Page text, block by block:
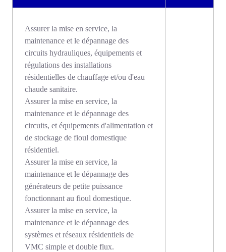
Assurer la mise en service, la
maintenance et le dépannage des
circuits hydrauliques, équipements et
régulations des installations
résidentielles de chauffage et/ou d'eau
chaude sanitaire.
Assurer la mise en service, la
maintenance et le dépannage des
circuits, et équipements d'alimentation et
de stockage de fioul domestique
résidentiel.
Assurer la mise en service, la
maintenance et le dépannage des
générateurs de petite puissance
fonctionnant au fioul domestique.
Assurer la mise en service, la
maintenance et le dépannage des
systèmes et réseaux résidentiels de
VMC simple et double flux.